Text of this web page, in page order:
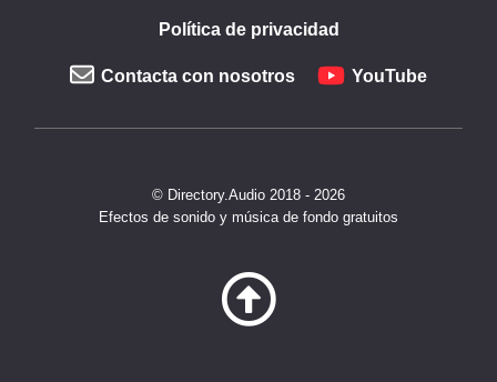
Política de privacidad
Contacta con nosotros YouTube
© Directory.Audio 2018 - 2026
Efectos de sonido y música de fondo gratuitos